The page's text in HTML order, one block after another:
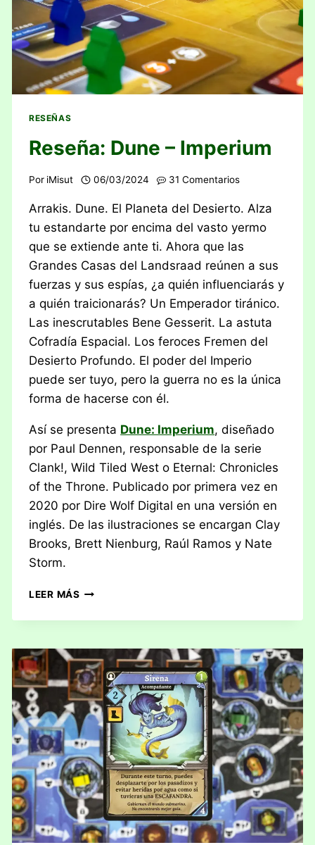
RESEÑAS
Reseña: Dune – Imperium
Por iMisut 06/03/2024 31 Comentarios
Arrakis. Dune. El Planeta del Desierto. Alza
tu estandarte por encima del vasto yermo
que se extiende ante ti. Ahora que las
Grandes Casas del Landsraad reúnen a sus
fuerzas y sus espías, ¿a quién influenciarás y
a quién traicionarás? Un Emperador tiránico.
Las inescrutables Bene Gesserit. La astuta
Cofradía Espacial. Los feroces Fremen del
Desierto Profundo. El poder del Imperio
puede ser tuyo, pero la guerra no es la única
forma de hacerse con él.
Así se presenta Dune: Imperium, diseñado
por Paul Dennen, responsable de la serie
Clank!, Wild Tiled West o Eternal: Chronicles
of the Throne. Publicado por primera vez en
2020 por Dire Wolf Digital en una versión en
inglés. De las ilustraciones se encargan Clay
Brooks, Brett Nienburg, Raúl Ramos y Nate
Storm.
LEER MÁS RESEÑA:
–